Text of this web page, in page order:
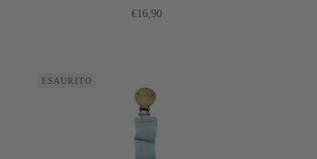
PREZZO SCONTATO
€16,90
ESAURITO